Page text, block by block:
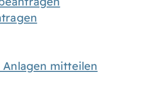
mitteilen